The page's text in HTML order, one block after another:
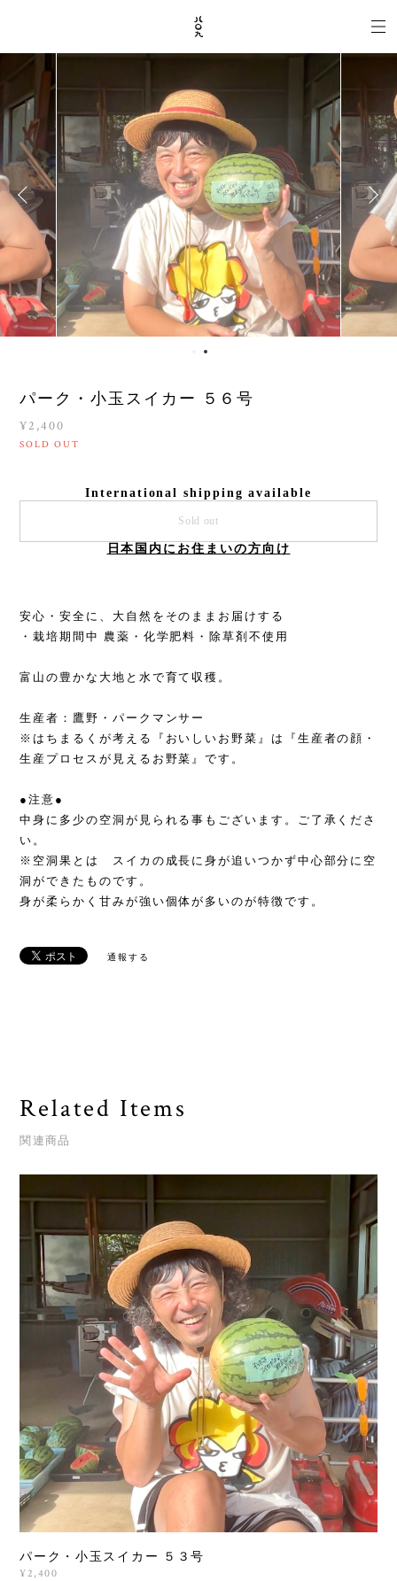
パーク・小玉スイカー ５６号
¥2,400
SOLD OUT
International shipping available
Sold out
日本国内にお住まいの方向け
安心・安全に、大自然をそのままお届けする
・栽培期間中 農薬・化学肥料・除草剤不使用
富山の豊かな大地と水で育て収穫。
生産者：鷹野・パークマンサー
※はちまるくが考える『おいしいお野菜』は『生産者の顔・
生産プロセスが見えるお野菜』です。
●注意●
中身に多少の空洞が見られる事もございます。ご了承くださ
い。
※空洞果とは スイカの成長に身が追いつかず中心部分に空
洞ができたものです。
身が柔らかく甘みが強い個体が多いのが特徴です。
通報する
Related Items
関連商品
パーク・小玉スイカー ５３号
¥2,400